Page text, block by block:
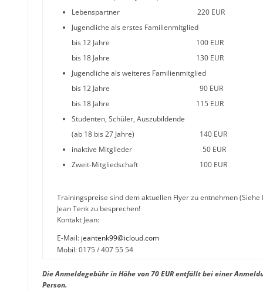
Lebenspartner 220 EUR
Jugendliche als erstes Familienmitglied
bis 12 Jahre 100 EUR
bis 18 Jahre 130 EUR
Jugendliche als weiteres Familienmitglied
bis 12 Jahre 90 EUR
bis 18 Jahre 115 EUR
Studenten, Schüler, Auszubildende
(ab 18 bis 27 Jahre) 140 EUR
inaktive Mitglieder 50 EUR
Zweit-Mitgliedschaft 100 EUR
Trainingspreise sind dem aktuellen Flyer zu entnehmen
Jean Tenk zu besprechen!
Kontakt Jean:
E-Mail: jeantenk99@icloud.com
Mobil: 0175 / 407 55 54
Die Anmeldegebühr in Höhe von 70 EUR entfällt bei einer
Person.